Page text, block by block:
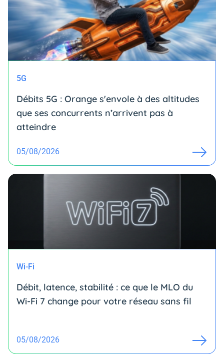
5G
Débits 5G : Orange s'envole à des altitudes
que ses concurrents n’arrivent pas à
atteindre
05/08/2026
Wi-Fi
Débit, latence, stabilité : ce que le MLO du
Wi-Fi 7 change pour votre réseau sans fil
05/08/2026